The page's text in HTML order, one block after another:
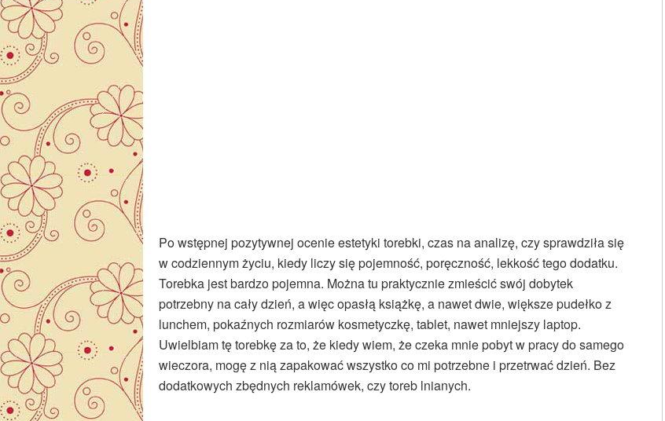
Po wstępnej pozytywnej ocenie estetyki torebki, czas na analizę, czy sprawdziła się
w codziennym życiu, kiedy liczy się pojemność, poręczność, lekkość tego dodatku.
Torebka jest bardzo pojemna. Można tu praktycznie zmieścić swój dobytek
potrzebny na cały dzień, a więc opasłą książkę, a nawet dwie, większe pudełko z
lunchem, pokaźnych rozmiarów kosmetyczkę, tablet, nawet mniejszy laptop.
Uwielbiam tę torebkę za to, że kiedy wiem, że czeka mnie pobyt w pracy do samego
wieczora, mogę z nią zapakować wszystko co mi potrzebne i przetrwać dzień. Bez
dodatkowych zbędnych reklamówek, czy toreb lnianych.